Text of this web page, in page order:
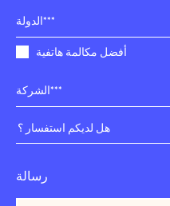
أفضل مكالمة هاتفية
هل لديكم استفسار ؟
رسالة